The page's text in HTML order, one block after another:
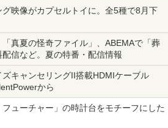
映像がカプセルトイに。全5種で8月下
真夏の怪奇ファイル」、ABEMAで「葬
信など。夏の特番・配信情報
キャンセリングII搭載HDMIケーブル
から
フューチャー」の時計台をモチーフにした